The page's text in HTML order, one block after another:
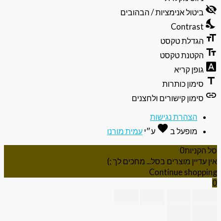
תפריט
הנגישות
ביטול אנימציות / הבהובים
Contrast
הגדלת טקסט
הקטנת טקסט
גופן קריא
סימון כותרות
סימון קישורים ולחצנים
הצהרת נגישות
מופעל בfavoriteאהבה
ע״יעמית מורנו
הקניות0
עדיין מוצרים בסל... מחכים לך ;)
Continue